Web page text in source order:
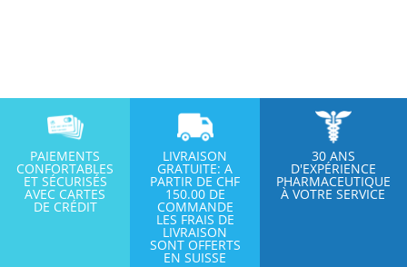
PAIEMENTS
CONFORTABLES
ET SÉCURISÉS
AVEC CARTES
DE CRÉDIT
LIVRAISON
GRATUITE: A
PARTIR DE CHF
150.00 DE
COMMANDE
LES FRAIS DE
LIVRAISON
SONT OFFERTS
EN SUISSE
30 ANS
D'EXPÉRIENCE
PHARMACEUTIQUE
À VOTRE SERVICE